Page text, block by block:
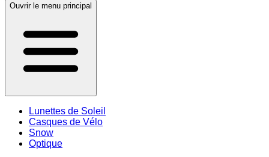
Ouvrir le menu principal
Lunettes de Soleil
Casques de Vélo
Snow
Optique